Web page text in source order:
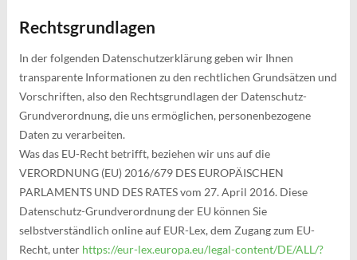
Rechtsgrundlagen
In der folgenden Datenschutzerklärung geben wir Ihnen
transparente Informationen zu den rechtlichen Grundsätzen und
Vorschriften, also den Rechtsgrundlagen der Datenschutz-
Grundverordnung, die uns ermöglichen, personenbezogene
Daten zu verarbeiten.
Was das EU-Recht betrifft, beziehen wir uns auf die
VERORDNUNG (EU) 2016/679 DES EUROPÄISCHEN
PARLAMENTS UND DES RATES vom 27. April 2016. Diese
Datenschutz-Grundverordnung der EU können Sie
selbstverständlich online auf EUR-Lex, dem Zugang zum EU-
Recht, unter https://eur-lex.europa.eu/legal-content/DE/ALL/?